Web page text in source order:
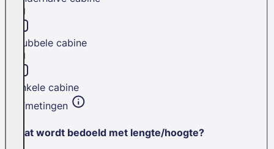
Dubbele cabine
Enkele cabine
Afmetingen
Wat wordt bedoeld met lengte/hoogte?